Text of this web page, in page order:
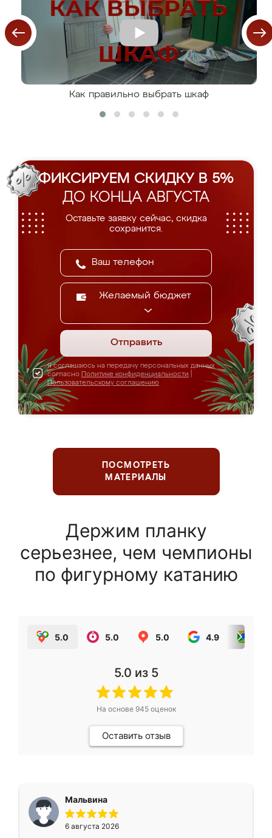
Как правильно выбрать шкаф
ФИКСИРУЕМ СКИДКУ В 5%
ДО КОНЦА АВГУСТА
Оставьте заявку сейчас, скидка
сохранится.
Желаемый бюджет
Отправить
Я соглашаюсь на передачу персональных данных
согласно Политике конфиденциальности
Пользовательскому соглашению
ПОСМОТРЕТЬ
МАТЕРИАЛЫ
Держим планку
серьезнее, чем чемпионы
по фигурному катанию
5.0 5.0 5.0 4.9
5.0 из 5
На основе 945оценок
Оставить отзыв
Мальвина
6 августа 2026